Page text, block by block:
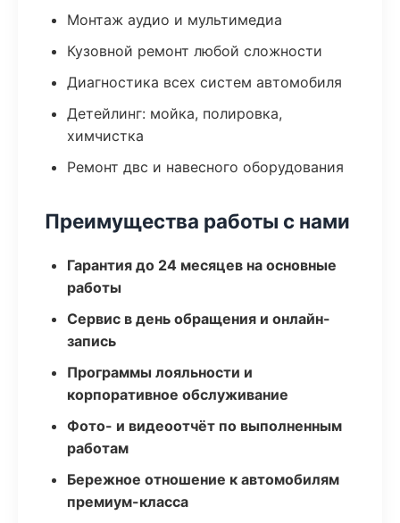
Монтаж аудио и мультимедиа
Кузовной ремонт любой сложности
Диагностика всех систем автомобиля
Детейлинг: мойка, полировка,
химчистка
Ремонт двс и навесного оборудования
Преимущества работы с нами
Гарантия до 24 месяцев на основные
работы
Сервис в день обращения и онлайн-
запись
Программы лояльности и
корпоративное обслуживание
Фото- и видеоотчёт по выполненным
работам
Бережное отношение к автомобилям
премиум-класса